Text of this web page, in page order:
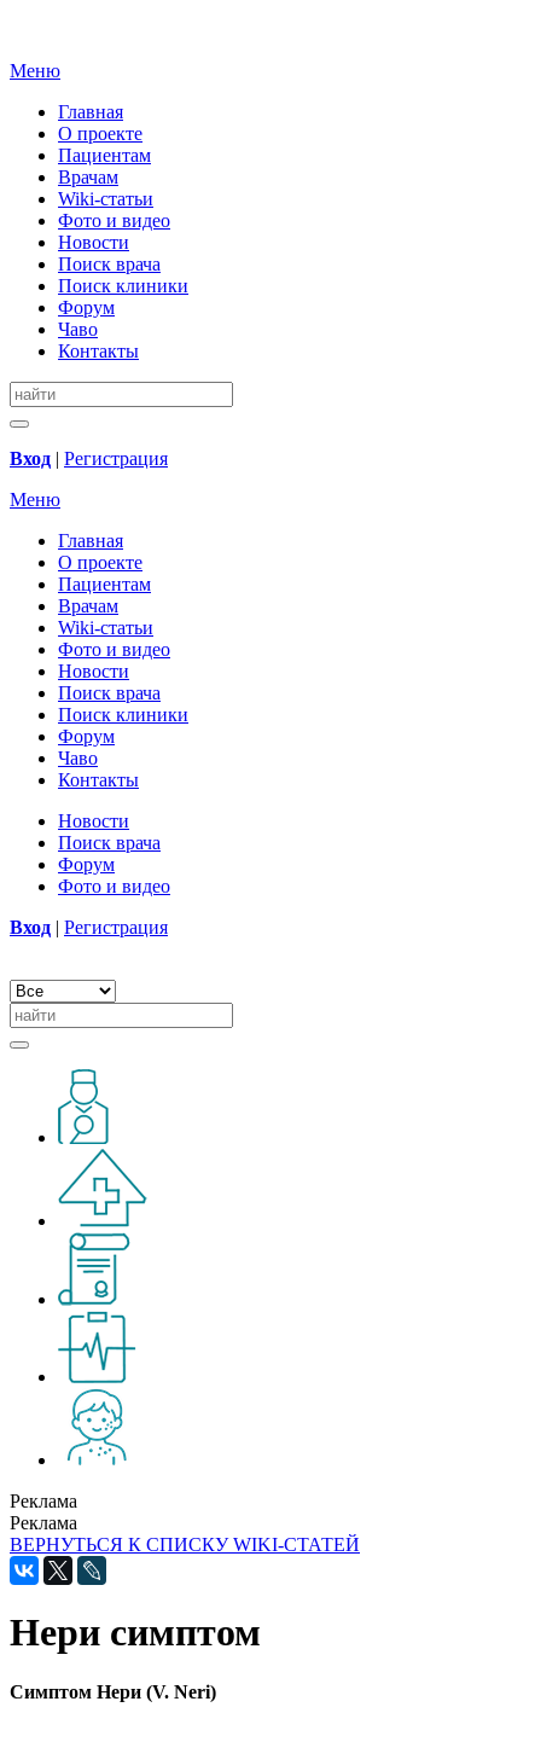
Меню
Главная
О проекте
Пациентам
Врачам
Wiki-статьи
Фото и видео
Новости
Поиск врача
Поиск клиники
Форум
Чаво
Контакты
Вход | Регистрация
Меню
Главная
О проекте
Пациентам
Врачам
Wiki-статьи
Фото и видео
Новости
Поиск врача
Поиск клиники
Форум
Чаво
Контакты
Новости
Поиск врача
Форум
Фото и видео
Вход | Регистрация
Реклама
Реклама
ВЕРНУТЬСЯ К СПИСКУ WIKI-СТАТЕЙ
Нери симптом
Симптом Нери (V. Neri)